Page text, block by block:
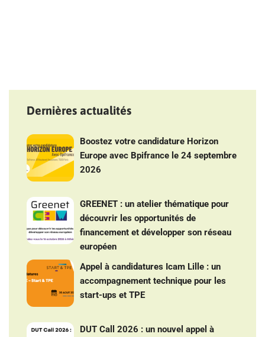
Dernières actualités
Boostez votre candidature Horizon
Europe avec Bpifrance le 24 septembre
2026
GREENET : un atelier thématique pour
découvrir les opportunités de
financement et développer son réseau
européen
Appel à candidatures Icam Lille : un
accompagnement technique pour les
start-ups et TPE
DUT Call 2026 : un nouvel appel à